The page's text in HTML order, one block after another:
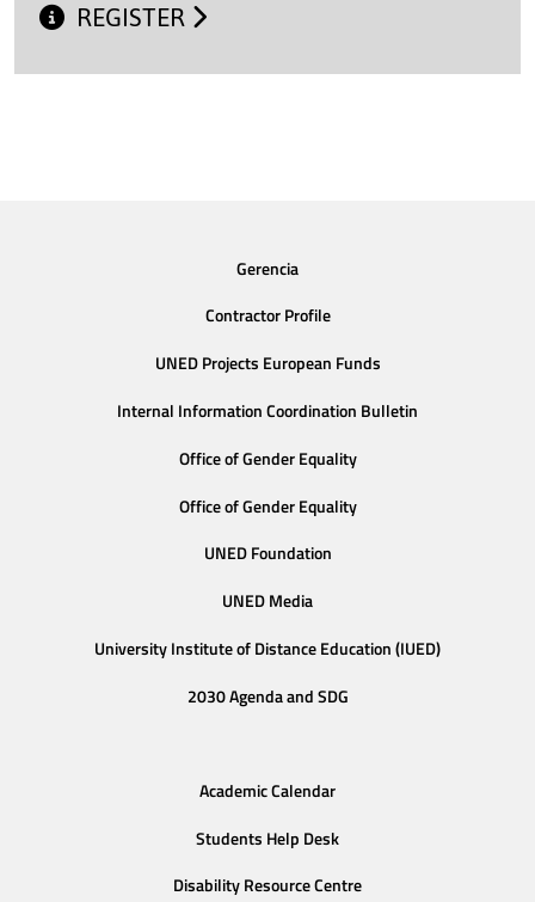
REGISTER
Gerencia
Contractor Profile
UNED Projects European Funds
Internal Information Coordination Bulletin
Office of Gender Equality
Office of Gender Equality
UNED Foundation
UNED Media
University Institute of Distance Education (IUED)
2030 Agenda and SDG
Academic Calendar
Students Help Desk
Disability Resource Centre